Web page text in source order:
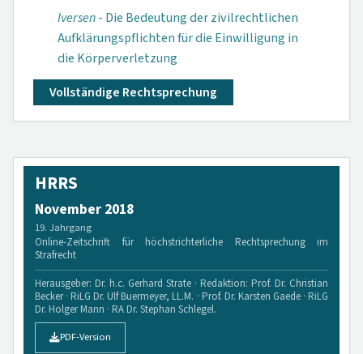
Iversen- Die Bedeutung der zivilrechtlichen
Aufklärungspflichten für die Einwilligung in
die Körperverletzung
Vollständige Rechtsprechung
HRRS
November 2018
19. Jahrgang
Online-Zeitschrift für höchstrichterliche Rechtsprechung im
Strafrecht
Herausgeber: Dr. h.c. Gerhard Strate · Redaktion: Prof. Dr. Christian
Becker · RiLG Dr. Ulf Buermeyer, LL.M. · Prof. Dr. Karsten Gaede · RiLG
Dr. Holger Mann · RA Dr. Stephan Schlegel.
PDF-Version